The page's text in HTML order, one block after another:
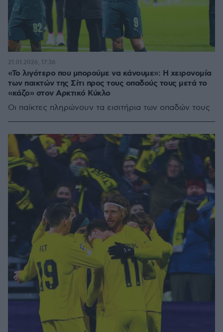
«Το λιγότερο που μπορούμε να κάνουμε»: Η χειρονομία
των παικτών της Σίτι προς τους οπαδούς τους μετά το
«κάζο» στον Αρκτικό Κύκλο
Οι παίκτες πληρώνουν τα εισιτήρια των οπαδών τους
21.01.2026, 17:36